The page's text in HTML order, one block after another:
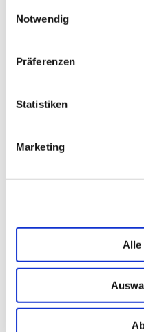
Notwendig
Präferenzen
Statistiken
Marketing
Alle
Amicable
Schatten-IT wird zur
Realtime S2S, keine
Mehr von uns